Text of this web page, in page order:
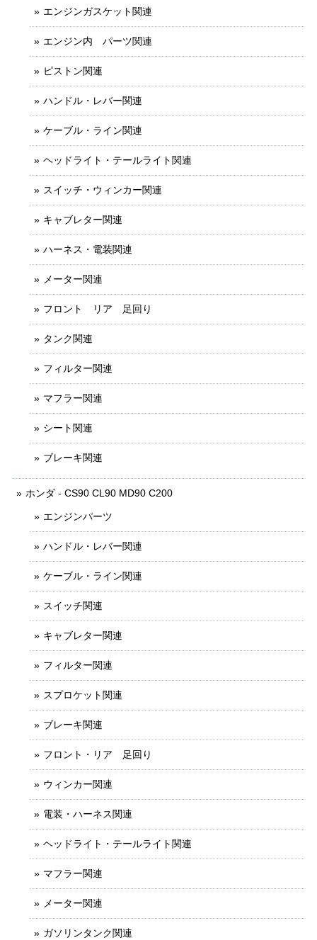
エンジンガスケット関連
エンジン内 パーツ関連
ピストン関連
ハンドル・レバー関連
ケーブル・ライン関連
ヘッドライト・テールライト関連
スイッチ・ウィンカー関連
キャブレター関連
ハーネス・電装関連
メーター関連
フロント リア 足回り
タンク関連
フィルター関連
マフラー関連
シート関連
ブレーキ関連
ホンダ - CS90 CL90 MD90 C200
エンジンパーツ
ハンドル・レバー関連
ケーブル・ライン関連
スイッチ関連
キャブレター関連
フィルター関連
スプロケット関連
ブレーキ関連
フロント・リア 足回り
ウィンカー関連
電装・ハーネス関連
ヘッドライト・テールライト関連
マフラー関連
メーター関連
ガソリンタンク関連